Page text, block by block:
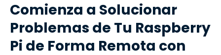
Comienza a Solucionar
Problemas de Tu Raspberry
Pi de Forma Remota con